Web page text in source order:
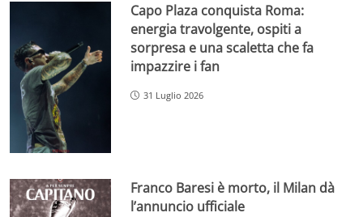
Capo Plaza conquista Roma:
energia travolgente, ospiti a
sorpresa e una scaletta che fa
impazzire i fan
31 Luglio 2026
Franco Baresi è morto, il Milan dà
l’annuncio ufficiale